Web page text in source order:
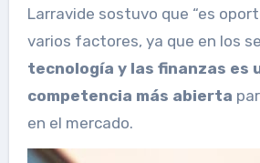
Larravide sostuvo que “es
varios factores, ya que en los
tecnología y las finanzas es
competencia más abierta
en el mercado.